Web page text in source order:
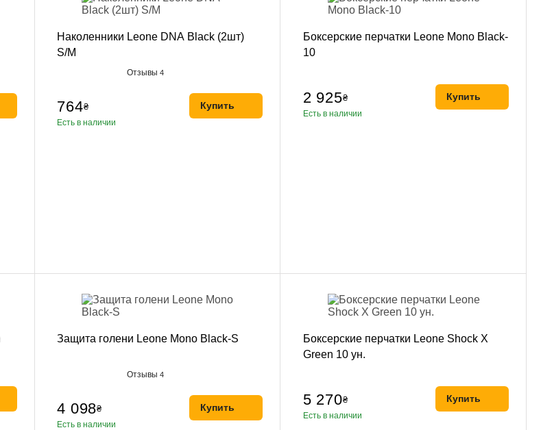
Наколенники Leone DNA Black (2шт)
S/M
Отзывы 4
764₴
Есть в наличии
Купить
Боксерские перчатки Leone Mono Black-
10
2 925₴
Есть в наличии
Купить
Защита голени Leone Mono Black-S
Отзывы 4
4 098₴
Есть в наличии
Купить
Боксерские перчатки Leone Shock X
Green 10 ун.
5 270₴
Есть в наличии
Купить